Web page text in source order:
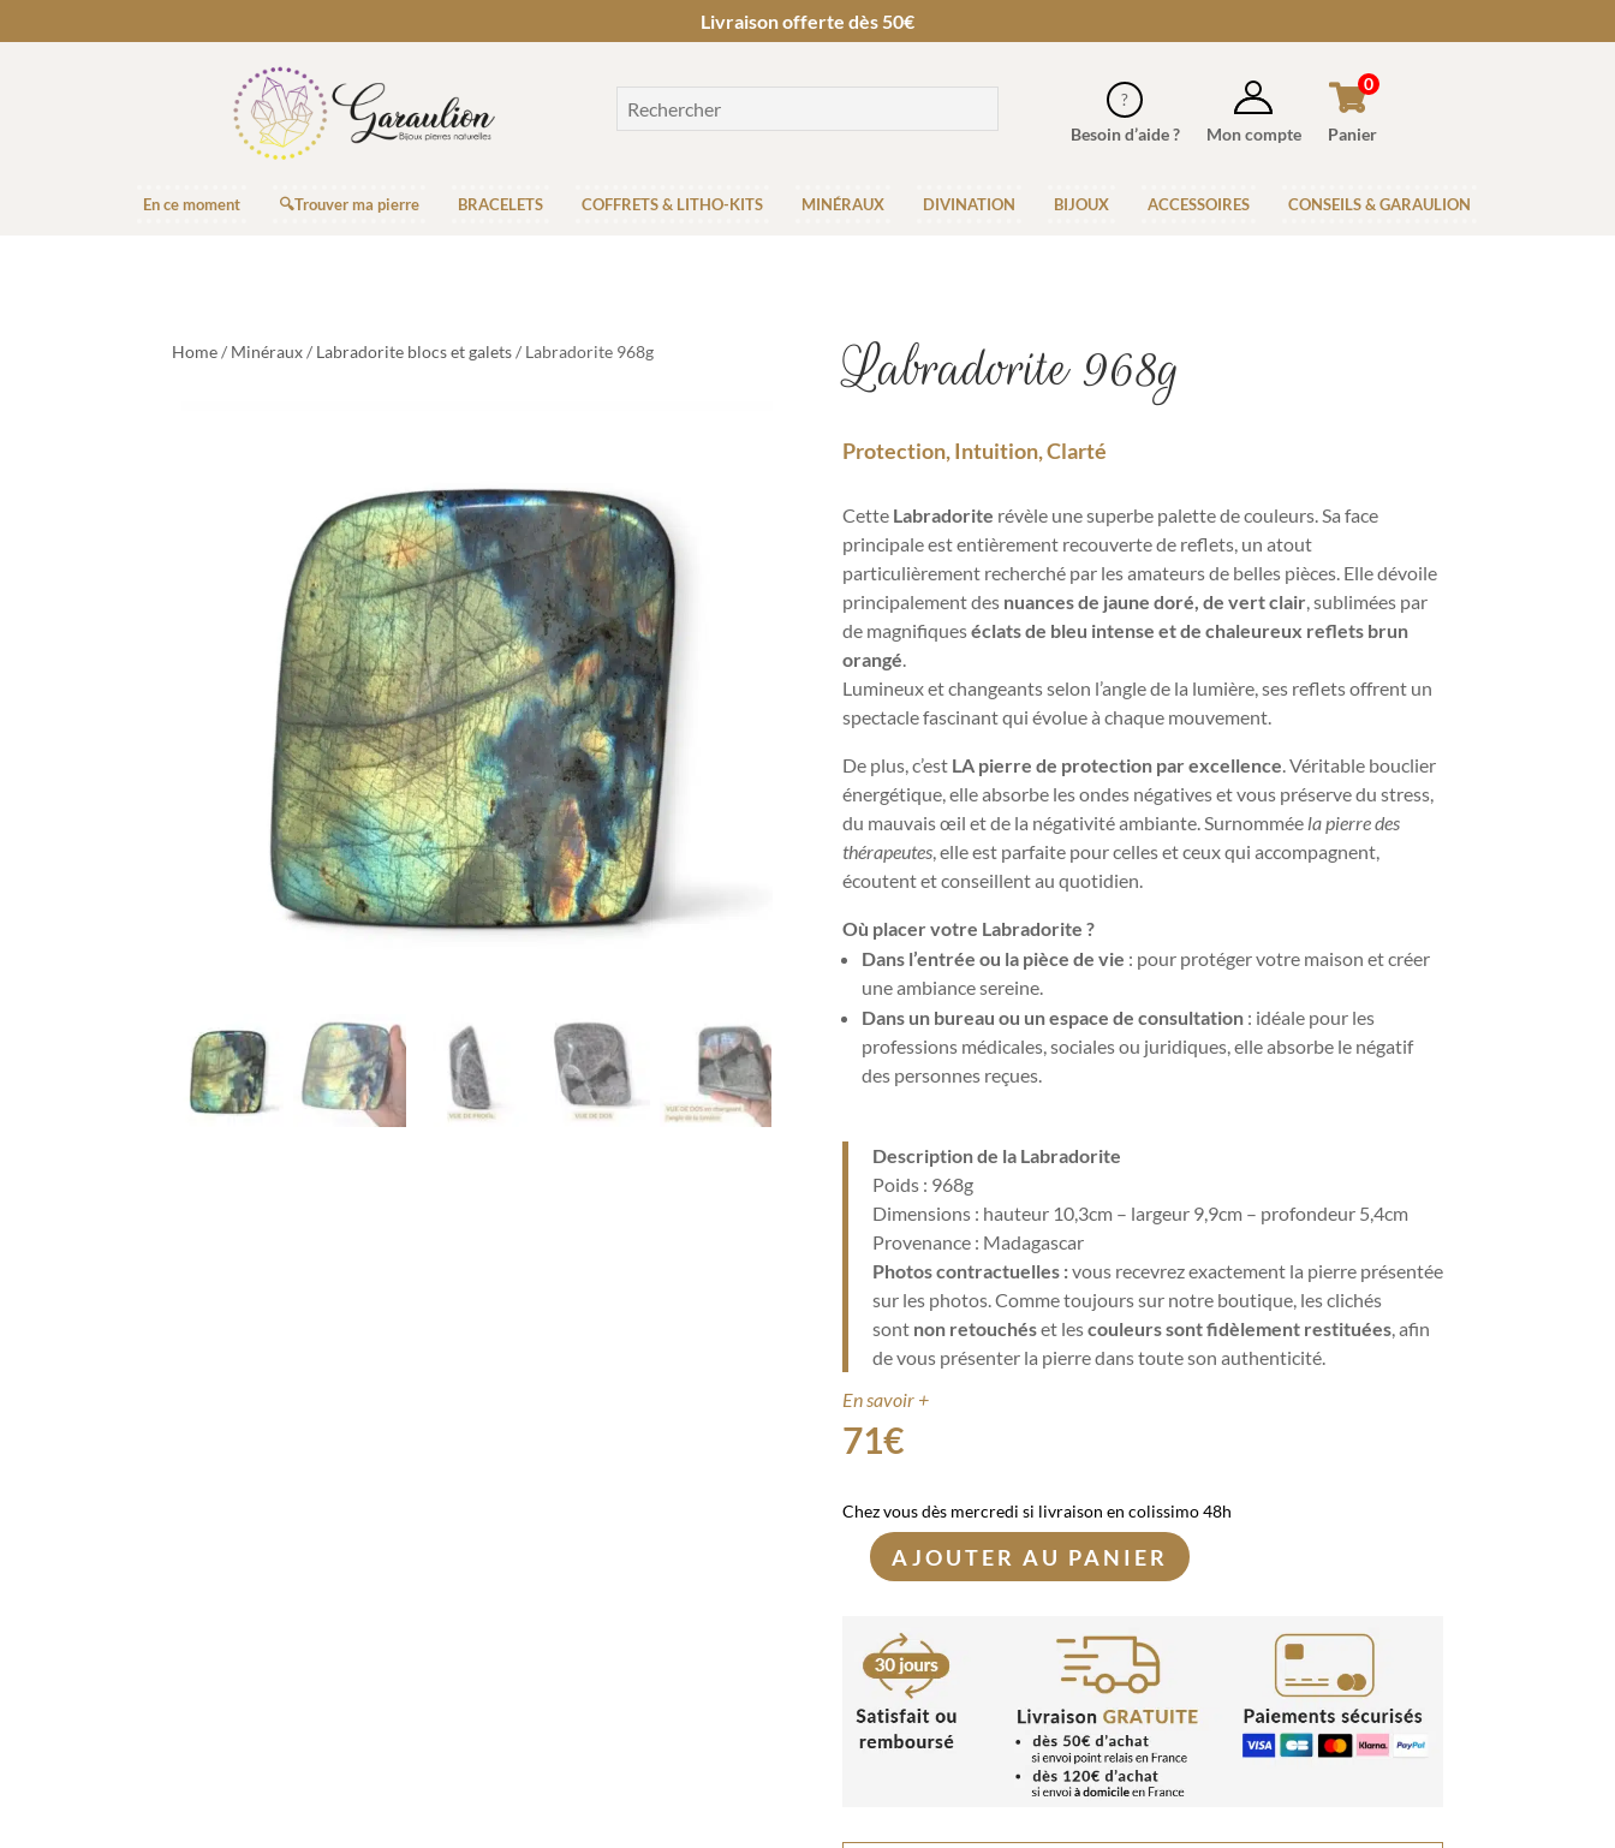
Livraison offerte dès 50€
Besoin d’aide ? Mon compte Panier
0
En ce moment 🔍Trouver ma pierre BRACELETS COFFRETS & LITHO-KITS MINÉRAUX DIVINATION BIJOUX ACCESSOIRES CONSEILS & GARAULION
Home/ Minéraux/ Labradorite blocs et galets/ Labradorite 968g Labradorite 968g
Protection, Intuition, Clarté
Cette Labradorite révèle une superbe palette de couleurs. Sa face
principale est entièrement recouverte de reflets, un atout
particulièrement recherché par les amateurs de belles pièces. Elle dévoile
principalement des nuances de jaune doré, de vert clair, sublimées par
de magnifiqueséclats de bleu intense et de chaleureux reflets brun
orangé.
Lumineux et changeants selon l’angle de la lumière, ses reflets offrent un
spectacle fascinant qui évolue à chaque mouvement.
De plus, c’est LA pierre de protection par excellence. Véritable bouclier
énergétique, elle absorbe les ondes négatives et vous préserve du stress,
du mauvais œil et de la négativité ambiante. Surnommée la pierre des
thérapeutes, elle est parfaite pour celles et ceux qui accompagnent,
écoutent et conseillent au quotidien.
Où placer votre Labradorite ?
Dans l’entrée ou la pièce de vie : pour protéger votre maison et créer
une ambiance sereine.
Dans un bureau ou un espace de consultation : idéale pour les
professions médicales, sociales ou juridiques, elle absorbe le négatif
des personnes reçues.
Description de la Labradorite
Poids : 968g
Dimensions : hauteur 10,3cm – largeur 9,9cm – profondeur 5,4cm
Provenance : Madagascar
Photos contractuelles :vous recevrez exactement la pierre présentée
sur les photos. Comme toujours sur notre boutique, les clichés
sont non retouchéset lescouleurs sont fidèlement restituées, afin
de vous présenter la pierre dans toute son authenticité.
En savoir +
71€
Chez vous dès mercredi si livraison en colissimo 48h
quantité
Labradorite
968g
AJOUTER AU PANIER